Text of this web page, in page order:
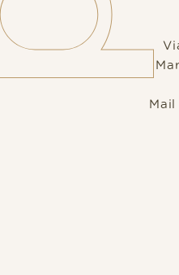
Mail